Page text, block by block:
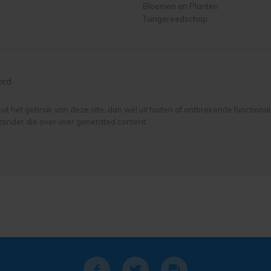
Bloemen en Planten
Tuingereedschap
het gebruik van deze site, dan wel uit fouten of ontbrekende
die over user generated content.